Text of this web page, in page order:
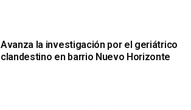
Avanza la investigación por el geriátrico
clandestino en barrio Nuevo Horizonte